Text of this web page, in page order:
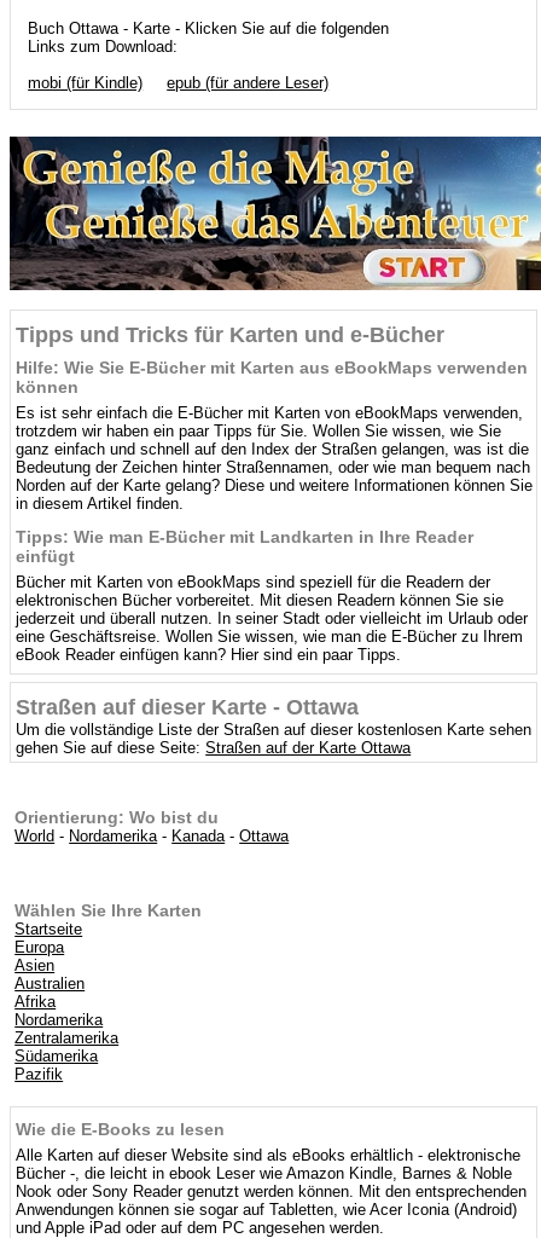
Buch Ottawa - Karte - Klicken Sie auf die folgenden
Links zum Download:
mobi (für Kindle)
epub (für andere Leser)
Tipps und Tricks für Karten und e-Bücher
Hilfe: Wie Sie E-Bücher mit Karten aus eBookMaps verwenden
können
Es ist sehr einfach die E-Bücher mit Karten von eBookMaps verwenden,
trotzdem wir haben ein paar Tipps für Sie. Wollen Sie wissen, wie Sie
ganz einfach und schnell auf den Index der Straßen gelangen, was ist die
Bedeutung der Zeichen hinter Straßennamen, oder wie man bequem nach
Norden auf der Karte gelang? Diese und weitere Informationen können Sie
in diesem Artikel finden.
Tipps: Wie man E-Bücher mit Landkarten in Ihre Reader
einfügt
Bücher mit Karten von eBookMaps sind speziell für die Readern der
elektronischen Bücher vorbereitet. Mit diesen Readern können Sie sie
jederzeit und überall nutzen. In seiner Stadt oder vielleicht im Urlaub oder
eine Geschäftsreise. Wollen Sie wissen, wie man die E-Bücher zu Ihrem
eBook Reader einfügen kann? Hier sind ein paar Tipps.
Straßen auf dieser Karte - Ottawa
Um die vollständige Liste der Straßen auf dieser kostenlosen Karte sehen
gehen Sie auf diese Seite:Straßen auf der Karte Ottawa
Orientierung: Wo bist du
World - Nordamerika- Kanada-Ottawa
Wählen Sie Ihre Karten
Startseite
Europa
Asien
Australien
Afrika
Nordamerika
Zentralamerika
Südamerika
Pazifik
Wie die E-Books zu lesen
Alle Karten auf dieser Website sind als eBooks erhältlich - elektronische
Bücher -, die leicht in ebook Leser wie Amazon Kindle, Barnes & Noble
Nook oder Sony Reader genutzt werden können. Mit den entsprechenden
Anwendungen können sie sogar auf Tabletten, wie Acer Iconia (Android)
und Apple iPad oder auf dem PC angesehen werden.